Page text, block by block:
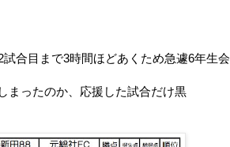
合目まで3時間ほどあくため急遽6年生会
まったのか、応援した試合だけ黒